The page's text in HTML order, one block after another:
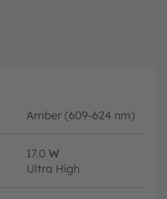
Amber (609-624 nm)
17.0 W
Ultra High